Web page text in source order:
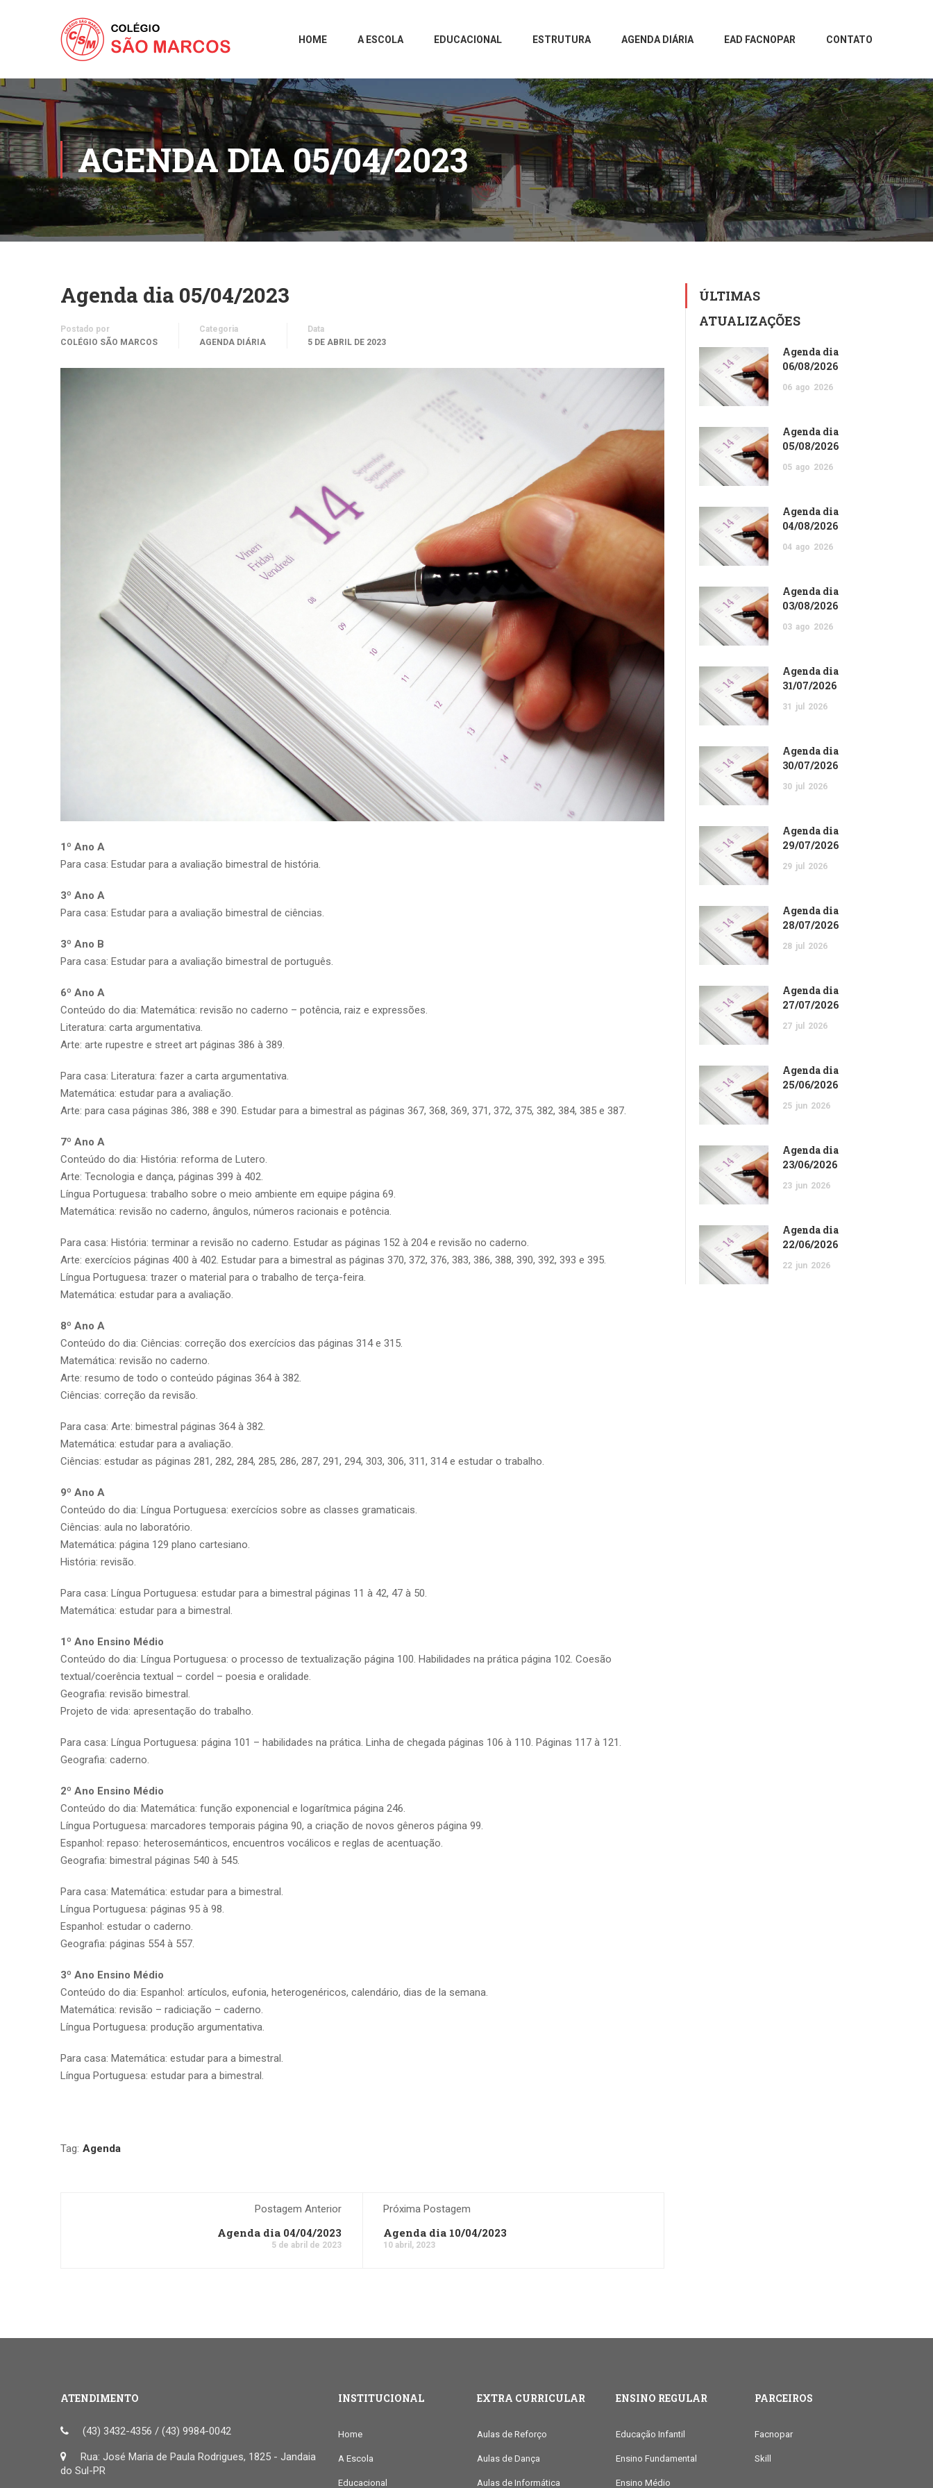
HOME A ESCOLA EDUCACIONAL ESTRUTURA AGENDA DIÁRIA EAD FACNOPAR CONTATO
AGENDA DIA 05/04/2023
Agenda dia 05/04/2023
Postado por
COLÉGIO SÃO MARCOS
Categoria
AGENDA DIÁRIA
Data
5 DE ABRIL DE 2023
1º Ano A
Para casa: Estudar para a avaliação bimestral de história.
3º Ano A
Para casa: Estudar para a avaliação bimestral de ciências.
3º Ano B
Para casa: Estudar para a avaliação bimestral de português.
6º Ano A
Conteúdo do dia: Matemática: revisão no caderno – potência, raiz e expressões.
Literatura: carta argumentativa.
Arte: arte rupestre e street art páginas 386 à 389.
Para casa: Literatura: fazer a carta argumentativa.
Matemática: estudar para a avaliação.
Arte: para casa páginas 386, 388 e 390. Estudar para a bimestral as páginas 367, 368, 369, 371, 372, 375, 382, 384, 385 e 387.
7º Ano A
Conteúdo do dia: História: reforma de Lutero.
Arte: Tecnologia e dança, páginas 399 à 402.
Língua Portuguesa: trabalho sobre o meio ambiente em equipe página 69.
Matemática: revisão no caderno, ângulos, números racionais e potência.
Para casa: História: terminar a revisão no caderno. Estudar as páginas 152 à 204 e revisão no caderno.
Arte: exercícios páginas 400 à 402. Estudar para a bimestral as páginas 370, 372, 376, 383, 386, 388, 390, 392, 393 e 395.
Língua Portuguesa: trazer o material para o trabalho de terça-feira.
Matemática: estudar para a avaliação.
8º Ano A
Conteúdo do dia: Ciências: correção dos exercícios das páginas 314 e 315.
Matemática: revisão no caderno.
Arte: resumo de todo o conteúdo páginas 364 à 382.
Ciências: correção da revisão.
Para casa: Arte: bimestral páginas 364 à 382.
Matemática: estudar para a avaliação.
Ciências: estudar as páginas 281, 282, 284, 285, 286, 287, 291, 294, 303, 306, 311, 314 e estudar o trabalho.
9º Ano A
Conteúdo do dia: Língua Portuguesa: exercícios sobre as classes gramaticais.
Ciências: aula no laboratório.
Matemática: página 129 plano cartesiano.
História: revisão.
Para casa: Língua Portuguesa: estudar para a bimestral páginas 11 à 42, 47 à 50.
Matemática: estudar para a bimestral.
1º Ano Ensino Médio
Conteúdo do dia: Língua Portuguesa: o processo de textualização página 100. Habilidades na prática página 102. Coesão
textual/coerência textual – cordel – poesia e oralidade.
Geografia: revisão bimestral.
Projeto de vida: apresentação do trabalho.
Para casa: Língua Portuguesa: página 101 – habilidades na prática. Linha de chegada páginas 106 à 110. Páginas 117 à 121.
Geografia: caderno.
2º Ano Ensino Médio
Conteúdo do dia: Matemática: função exponencial e logarítmica página 246.
Língua Portuguesa: marcadores temporais página 90, a criação de novos gêneros página 99.
Espanhol: repaso: heterosemánticos, encuentros vocálicos e reglas de acentuação.
Geografia: bimestral páginas 540 à 545.
Para casa: Matemática: estudar para a bimestral.
Língua Portuguesa: páginas 95 à 98.
Espanhol: estudar o caderno.
Geografia: páginas 554 à 557.
3º Ano Ensino Médio
Conteúdo do dia: Espanhol: artículos, eufonia, heterogenéricos, calendário, dias de la semana.
Matemática: revisão – radiciação – caderno.
Língua Portuguesa: produção argumentativa.
Para casa: Matemática: estudar para a bimestral.
Língua Portuguesa: estudar para a bimestral.
Tag: Agenda
Postagem Anterior
Agenda dia 04/04/2023
5 de abril de 2023
Próxima Postagem
Agenda dia 10/04/2023
10 abril, 2023
ÚLTIMAS
ATUALIZAÇÕES
Agenda dia
06/08/2026
06 ago 2026
Agenda dia
05/08/2026
05 ago 2026
Agenda dia
04/08/2026
04 ago 2026
Agenda dia
03/08/2026
03 ago 2026
Agenda dia
31/07/2026
31 jul 2026
Agenda dia
30/07/2026
30 jul 2026
Agenda dia
29/07/2026
29 jul 2026
Agenda dia
28/07/2026
28 jul 2026
Agenda dia
27/07/2026
27 jul 2026
Agenda dia
25/06/2026
25 jun 2026
Agenda dia
23/06/2026
23 jun 2026
Agenda dia
22/06/2026
22 jun 2026
ATENDIMENTO
(43) 3432-4356 / (43) 9984-0042
Rua: José Maria de Paula Rodrigues, 1825 - Jandaia
do Sul-PR
INSTITUCIONAL
Home
A Escola
Educacional
EXTRA CURRICULAR
Aulas de Reforço
Aulas de Dança
Aulas de Informática
ENSINO REGULAR
Educação Infantil
Ensino Fundamental
Ensino Médio
PARCEIROS
Facnopar
Skill